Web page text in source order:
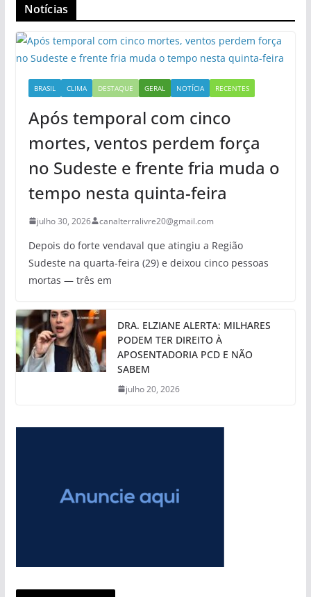
Notícias
BRASIL CLIMA DESTAQUE GERAL NOTÍCIA RECENTES
Após temporal com cinco
mortes, ventos perdem força
no Sudeste e frente fria muda o
tempo nesta quinta-feira
julho 30, 2026 canalterralivre20@gmail.com
Depois do forte vendaval que atingiu a Região
Sudeste na quarta-feira (29) e deixou cinco pessoas
mortas — três em
DRA. ELZIANE ALERTA: MILHARES
PODEM TER DIREITO À
APOSENTADORIA PCD E NÃO
SABEM
julho 20, 2026